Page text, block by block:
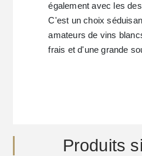
également avec les
C'est un choix
amateurs de vins
frais et d'une grande
Produits